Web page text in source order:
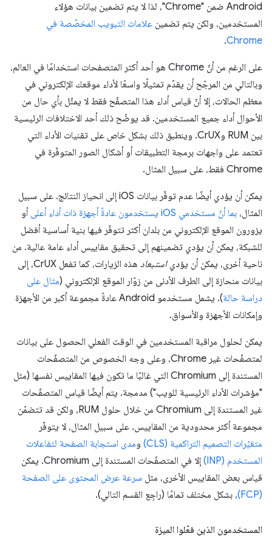
Android ضمن "Chrome"، لذا لا يتم تضمين بيانات هؤلاء
المستخدمين، ولكن يتم تضمين علامات التبويب المخصّصة في
Chrome
.
على الرغم من أنّ Chrome هو أحد أكثر المتصفحات استخدامًا في العالم،
وبالتالي من المرجّح أن يقدّم تمثيلًا واسعًا لأداء موقعك الإلكتروني في
معظم الحالات، إلا أنّ قياس أداء هذا المتصفّح فقط لا يمثّل بأي حال من
الأحوال أداء جميع المستخدمين. قد يوضّح ذلك أحد الاختلافات الرئيسية
بين RUM وCrUX. وينطبق ذلك بشكل خاص على تقنيات الأداء التي
تعتمد على واجهات برمجة التطبيقات أو أشكال الصور المتوفّرة في
Chrome فقط، على سبيل المثال.
يمكن أن يؤدي أيضًا عدم توفّر بيانات iOS إلى انحياز النتائج. على سبيل
المثال، بما أنّ مستخدمي iOS يستخدمون عادةً أجهزة ذات أداء أعلى
أو
يزورون الموقع الإلكتروني من بلدان أكثر تتوفّر فيها بنية أساسية أفضل
للشبكة، يمكن أن يؤدي تضمينهم إلى تحقيق مقاييس أداء عامة عالية. من
ناحية أخرى، يمكن أن يؤدياستبعاد
هذه الزيارات، كما تفعل CrUX، إلى
بيانات منحازة إلى الطرف الأدنى من زوّار الموقع الإلكتروني (مثال على
دراسة حالة
). يشمل مستخدمو Android عادةً مجموعة أكبر من الأجهزة
وإمكانات الأجهزة والأسواق.
يمكن لحلول مراقبة المستخدمين في الوقت الفعلي الحصول على بيانات
لمتصفّحات غير Chrome، وعلى وجه الخصوص من المتصفّحات
المستندة إلى Chromium التي غالبًا ما تكون فيها المقاييس نفسها (مثل
"مؤشرات الأداء الرئيسية للويب") مدمجة. يتم أيضًا قياس المتصفّحات
غير المستندة إلى Chromium من خلال حلول RUM، ولكن قد تتضمّن
مجموعة أكثر محدودية من المقاييس. على سبيل المثال، لا يتوفّر
متغيّرات التصميم التراكمية (CLS)
ومدى استجابة الصفحة لتفاعلات
المستخدم (INP)
إلا في المتصفّحات المستندة إلى Chromium. يمكن
قياس بعض المقاييس الأخرى، مثل سرعة عرض المحتوى على الصفحة
(FCP)
، بشكل مختلف تمامًا (راجِع القسم التالي).
المستخدمون الذين فعّلوا الميزة